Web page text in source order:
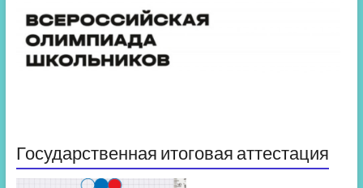
Государственная итоговая аттестация